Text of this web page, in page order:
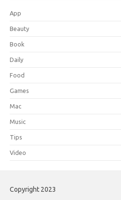
App
Beauty
Book
Daily
Food
Games
Mac
Music
Tips
Video
Copyright 2023